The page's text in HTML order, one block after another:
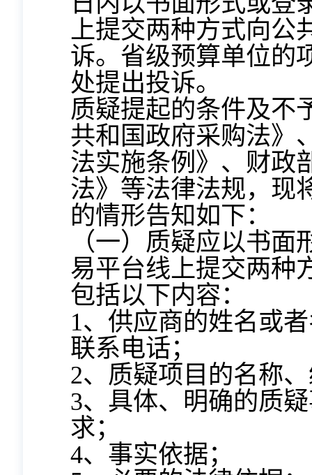
上提交两种方式向公
诉。省级预算单位的
处提出投诉。
质疑提起的条件及不
共和国政府采购法》
法实施条例》、财政
法》等法律法规，现
的情形告知如下：
（一）质疑应以书
易平台线上提交两种
包括以下内容：
1、供应商的姓名或
联系电话；
2、质疑项目的名称
3、具体、明确的质
求；
4、事实依据；